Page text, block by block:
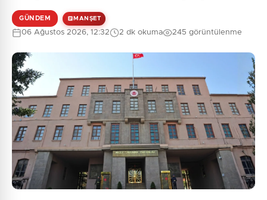
GÜNDEM MANŞET
06 Ağustos 2026, 12:32 2 dk okuma 245 görüntülenme